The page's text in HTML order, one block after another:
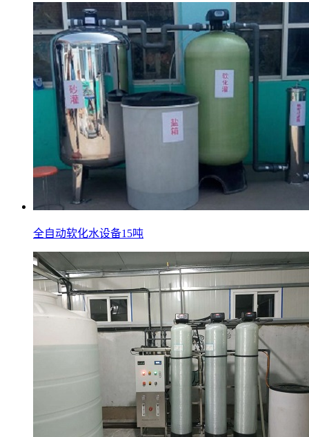
全自动软化水设备15吨